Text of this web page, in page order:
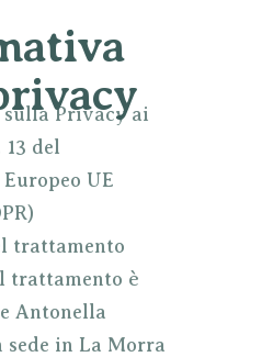
Privacy ai
13 del
UE
trattamento
trattamento è
Antonella
sede in La Morra